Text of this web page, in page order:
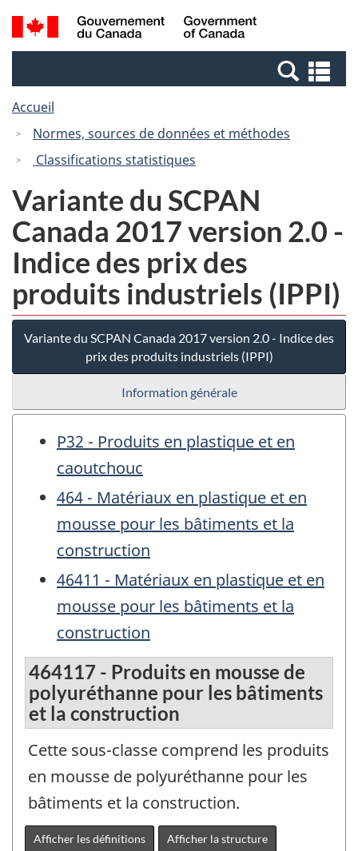
Passer
au
Passer
à
Canada
Recherche
et
et
Accueil
Normes, sources de données et méthodes
Classifications statistiques
Variante du SCPAN
Canada 2017 version 2.0 -
Indice des prix des
produits industriels (IPPI)
Variante du SCPAN Canada 2017 version 2.0 - Indice des
prix des produits industriels (IPPI)
Information générale
P32 - Produits en plastique et en
caoutchouc
464 - Matériaux en plastique et en
mousse pour les bâtiments et la
construction
46411 - Matériaux en plastique et en
mousse pour les bâtiments et la
construction
464117 - Produits en mousse de
polyuréthanne pour les bâtiments
et la construction
Cette sous-classe comprend les produits
en mousse de polyuréthanne pour les
bâtiments et la construction.
Afficher les définitions Afficher la structure